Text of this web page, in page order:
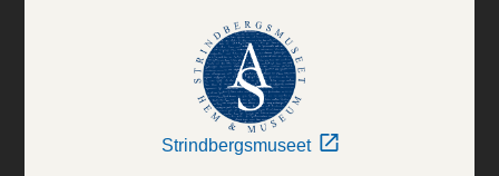
Strindbergsmuseet